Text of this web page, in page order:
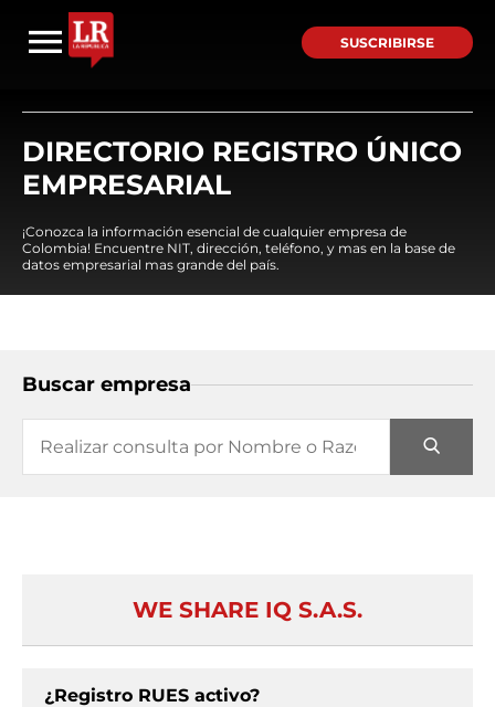
SUSCRIBIRSE
DIRECTORIO REGISTRO ÚNICO
EMPRESARIAL
¡Conozca la información esencial de cualquier empresa de
Colombia! Encuentre NIT, dirección, teléfono, y mas en la base de
datos empresarial mas grande del país.
Buscar empresa
WE SHARE IQ S.A.S.
¿Registro RUES activo?